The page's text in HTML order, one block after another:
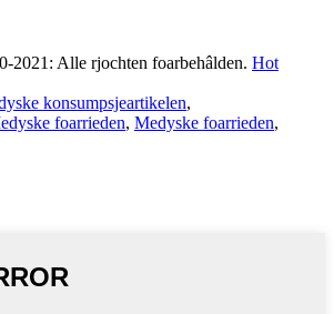
2021: Alle rjochten foarbehâlden. Hot
konsumpsjeartikelen,
foarrieden, Medyske foarrieden,